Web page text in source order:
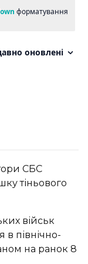
СБС
тіньового
військ
в північно-
на ранок 8